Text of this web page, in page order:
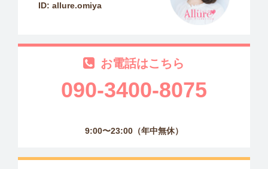
ID: allure.omiya
お電話はこちら
090-3400-8075
9:00〜23:00（年中無休）